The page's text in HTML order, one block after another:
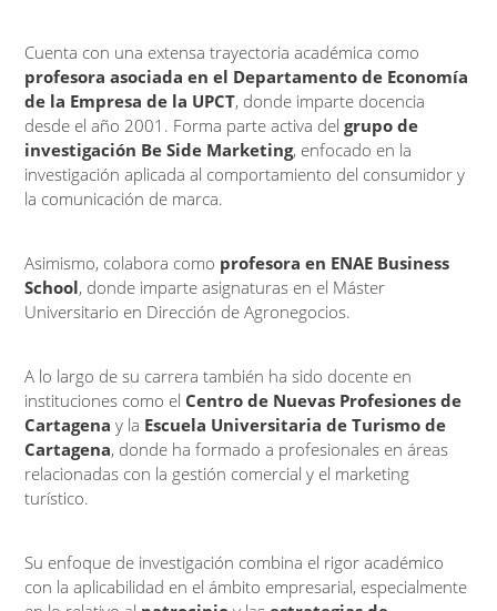
Cuenta con una extensa trayectoria académica como
profesora asociada en el Departamento de Economía
de la Empresa de la UPCT, donde imparte docencia
desde el año 2001. Forma parte activa delgrupo de
investigación Be Side Marketing, enfocado en la
investigación aplicada al comportamiento del consumidor y
la comunicación de marca.
Asimismo, colabora como profesora en ENAE Business
School, donde imparte asignaturas en el Máster
Universitario en Dirección de Agronegocios.
A lo largo de su carrera también ha sido docente en
instituciones como el Centro de Nuevas Profesiones de
Cartagena y la Escuela Universitaria de Turismo de
Cartagena, donde ha formado a profesionales en áreas
relacionadas con la gestión comercial y el marketing
turístico.
Su enfoque de investigación combina el rigor académico
con la aplicabilidad en el ámbito empresarial, especialmente